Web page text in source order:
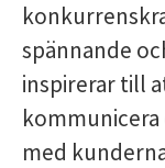
spännande
inspirerar till
kommunicera
med